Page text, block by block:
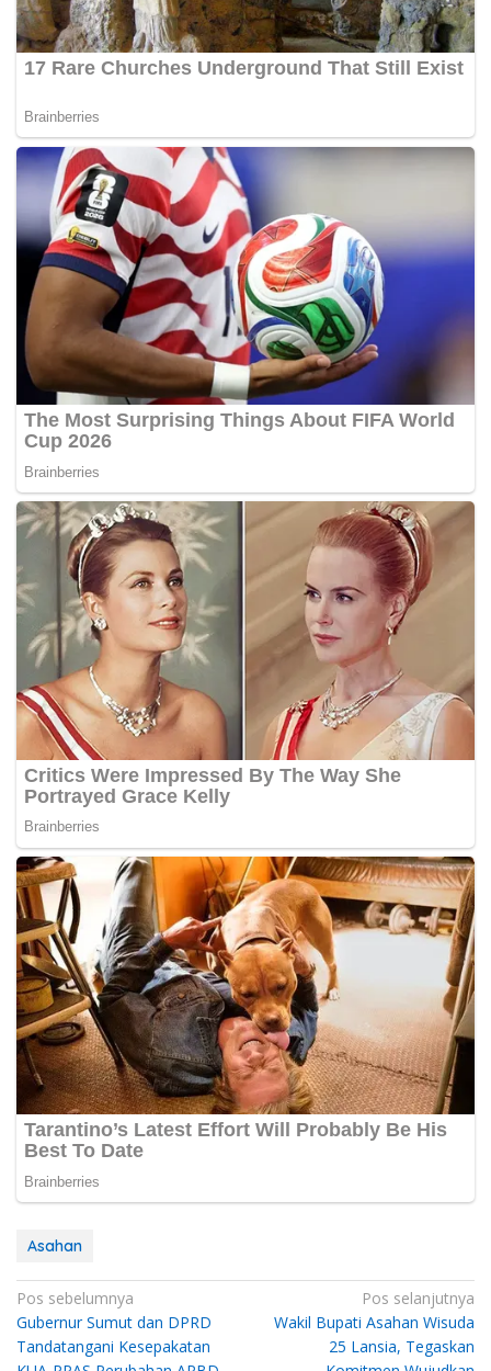
Asahan
Navigasi
pos
Pos sebelumnya
Gubernur Sumut dan DPRD
Tandatangani Kesepakatan
Pos selanjutnya
Wakil Bupati Asahan Wisuda
25 Lansia, Tegaskan